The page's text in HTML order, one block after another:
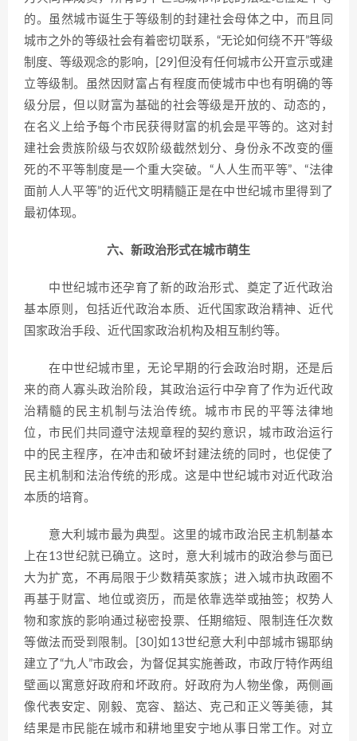
的。虽然城市诞生于等级制的封建社会母体之中，而且同
城市之外的等级社会有着密切联系，“无论如何绕不开”等级
制度、等级观念的影响，[29]但没有任何城市公开宣示或建
立等级制。虽然因财富占有程度而使城市中也有明确的等
级分层，但以财富为基础的社会等级是开放的、动态的，
在名义上给予每个市民获得财富的机会是平等的。这对封
建社会贵族阶级与农奴阶级截然划分、身份永不改变的僵
死的不平等制度是一个重大突破。“人人生而平等”、“法律
面前人人平等”的近代文明精髓正是在中世纪城市里得到了
最初体现。
六、新政治形式在城市萌生
中世纪城市还孕育了新的政治形式、奠定了近代政治
基本原则，包括近代政治本质、近代国家政治精神、近代
国家政治手段、近代国家政治机构及相互制约等。
在中世纪城市里，无论早期的行会政治时期，还是后
来的商人寡头政治阶段，其政治运行中孕育了作为近代政
治精髓的民主机制与法治传统。城市市民的平等法律地
位，市民们共同遵守法规章程的契约意识，城市政治运行
中的民主程序，在冲击和破坏封建法统的同时，也促使了
民主机制和法治传统的形成。这是中世纪城市对近代政治
本质的培育。
意大利城市最为典型。这里的城市政治民主机制基本
上在13世纪就已确立。这时，意大利城市的政治参与面已
大为扩宽，不再局限于少数精英家族；进入城市执政圈不
再基于财富、地位或资历，而是依靠选举或抽签；权势人
物和家族的影响通过秘密投票、任期缩短、限制连任次数
等做法而受到限制。[30]如13世纪意大利中部城市锡耶纳
建立了“九人”市政会，为督促其实施善政，市政厅特作两组
壁画以寓意好政府和坏政府。好政府为人物坐像，两侧画
像代表安定、刚毅、宽容、豁达、克己和正义等美德，其
结果是市民能在城市和耕地里安宁地从事日常工作。对立